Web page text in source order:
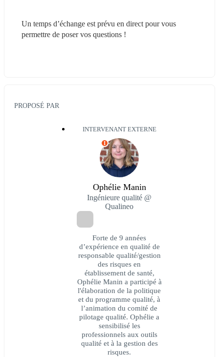
Un temps d’échange est prévu en direct pour vous
permettre de poser vos questions !
PROPOSÉ PAR
INTERVENANT EXTERNE
I
Ophélie Manin
Ingénieure qualité @
Qualineo
Forte de 9 années
d’expérience en qualité de
responsable qualité/gestion
des risques en
établissement de santé,
Ophélie Manin a participé à
l'élaboration de la politique
et du programme qualité, à
l’animation du comité de
pilotage qualité. Ophélie a
sensibilisé les
professionnels aux outils
qualité et à la gestion des
risques.